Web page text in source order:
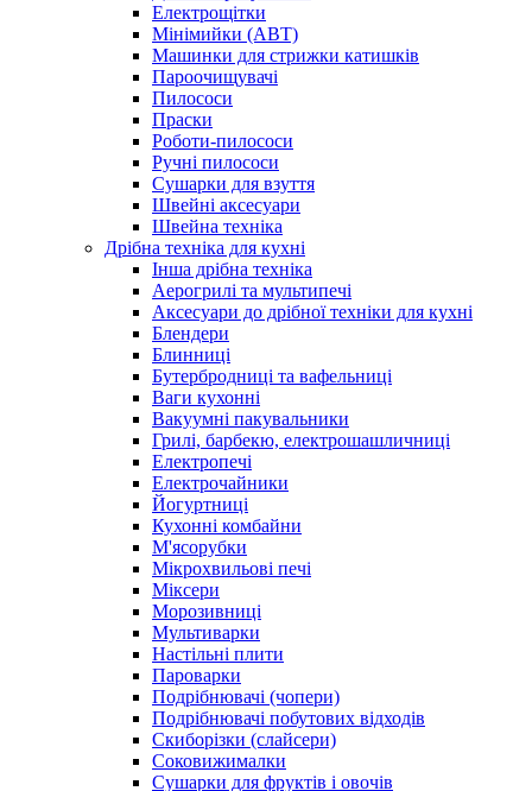
Електрощітки
Мінімийки (АВТ)
Машинки для стрижки катишків
Пароочищувачі
Пилососи
Праски
Роботи-пилососи
Ручні пилососи
Сушарки для взуття
Швейні аксесуари
Швейна техніка
Дрібна техніка для кухні
Інша дрібна техніка
Аерогрилі та мультипечі
Аксесуари до дрібної техніки для кухні
Блендери
Блинниці
Бутербродниці та вафельниці
Ваги кухонні
Вакуумні пакувальники
Грилі, барбекю, електрошашличниці
Електропечі
Електрочайники
Йогуртниці
Кухонні комбайни
М'ясорубки
Мікрохвильові печі
Міксери
Морозивниці
Мультиварки
Настільні плити
Пароварки
Подрібнювачі (чопери)
Подрібнювачі побутових відходів
Скиборізки (слайсери)
Соковижималки
Сушарки для фруктів і овочів